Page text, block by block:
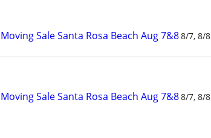
Moving Sale Santa Rosa Beach Aug 7&88/7, 8/8
Moving Sale Santa Rosa Beach Aug 7&88/7, 8/8